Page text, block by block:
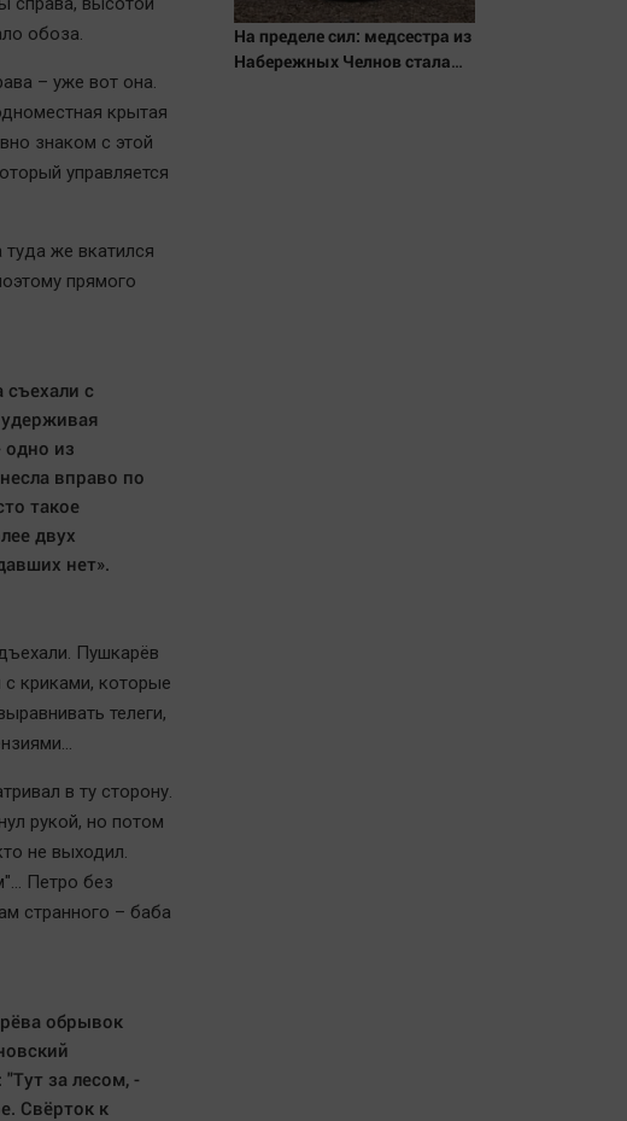
обоза.
– уже вот она.
крытая
знаком с этой
управляется
же вкатился
прямого
с
из
вправо по
такое
двух
нет».
Пушкарёв
криками, которые
телеги,
в ту сторону.
рукой, но потом
не выходил.
Петро без
странного – баба
обрывок
за лесом, -
Свёрток к
На пределе сил: медсестра из
Набережных Челнов стала